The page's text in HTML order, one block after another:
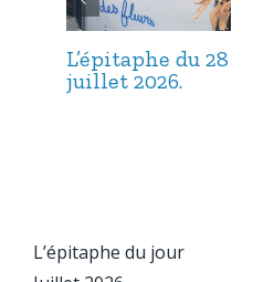
L’épitaphe du 28
juillet 2026.
L’épitaphe du jour